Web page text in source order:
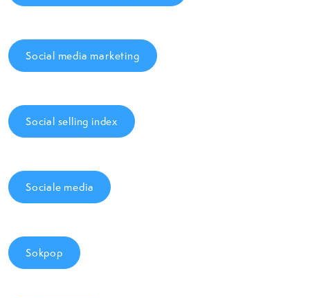
Social media marketing
Social selling index
Sociale media
Sokpop